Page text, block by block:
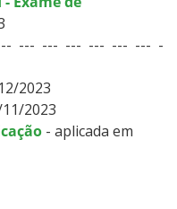
--- --- --- --- --- --- -
2023
2023
- aplicada em